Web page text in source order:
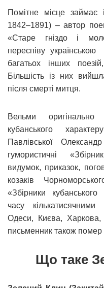
Помітне місце
1842–1891) – автор
«Старе гніздо і
переспіву
багатьох інших
Більшість із них
після смерті митця.
Вельми оригінально
кубанського
Павлівської
гумористичні
видумок, приказок,
козаків
«Збірники
часу
Одеси, Києва,
письменник також помер
Що таке